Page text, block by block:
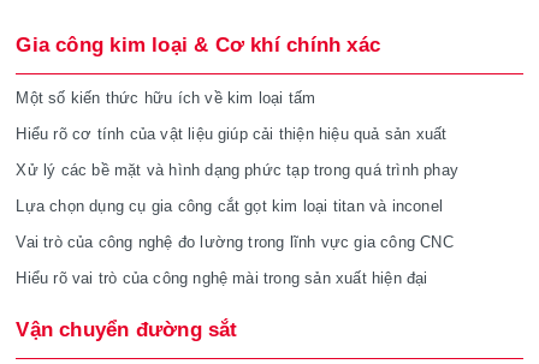
Gia công kim loại & Cơ khí chính xác
Một số kiến thức hữu ích về kim loại tấm
Hiểu rõ cơ tính của vật liệu giúp cải thiện hiệu quả sản xuất
Xử lý các bề mặt và hình dạng phức tạp trong quá trình phay
Lựa chọn dụng cụ gia công cắt gọt kim loại titan và inconel
Vai trò của công nghệ đo lường trong lĩnh vực gia công CNC
Hiểu rõ vai trò của công nghệ mài trong sản xuất hiện đại
Vận chuyển đường sắt